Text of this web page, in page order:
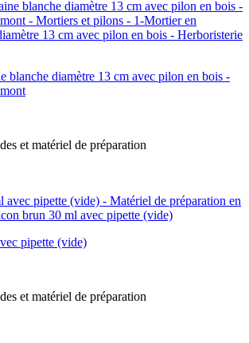
blanche diamètre 13 cm avec pilon en bois -
et matériel de préparation
pipette (vide)
et matériel de préparation